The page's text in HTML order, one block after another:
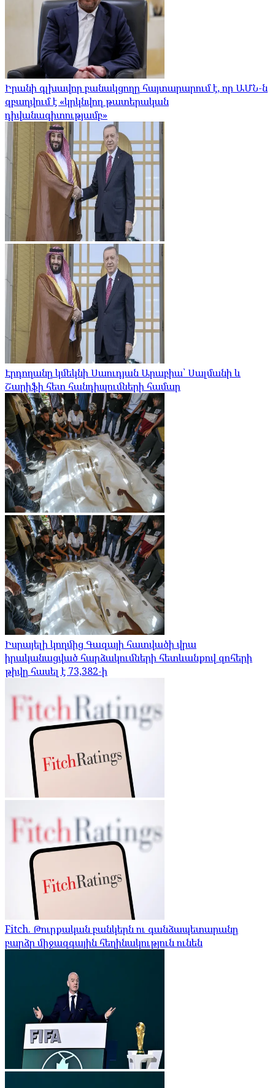
Իրանի գլխավոր բանակցողը հայտարարում է, որ ԱՄՆ-ն
զբաղվում է «կրկնվող թատերական
դիվանագիտությամբ»
Էրդողանը կմեկնի Սաուդյան Արաբիա՝ Սալմանի և
Շարիֆի հետ հանդիպումների համար
Իսրայելի կողմից Գազայի հատվածի վրա
իրականացված հարձակումների հետևանքով զոհերի
թիվը հասել է 73,382-ի
Fitch. Թուրքական բանկերն ու գանձապետարանը
բարձր միջազգային հեղինակություն ունեն